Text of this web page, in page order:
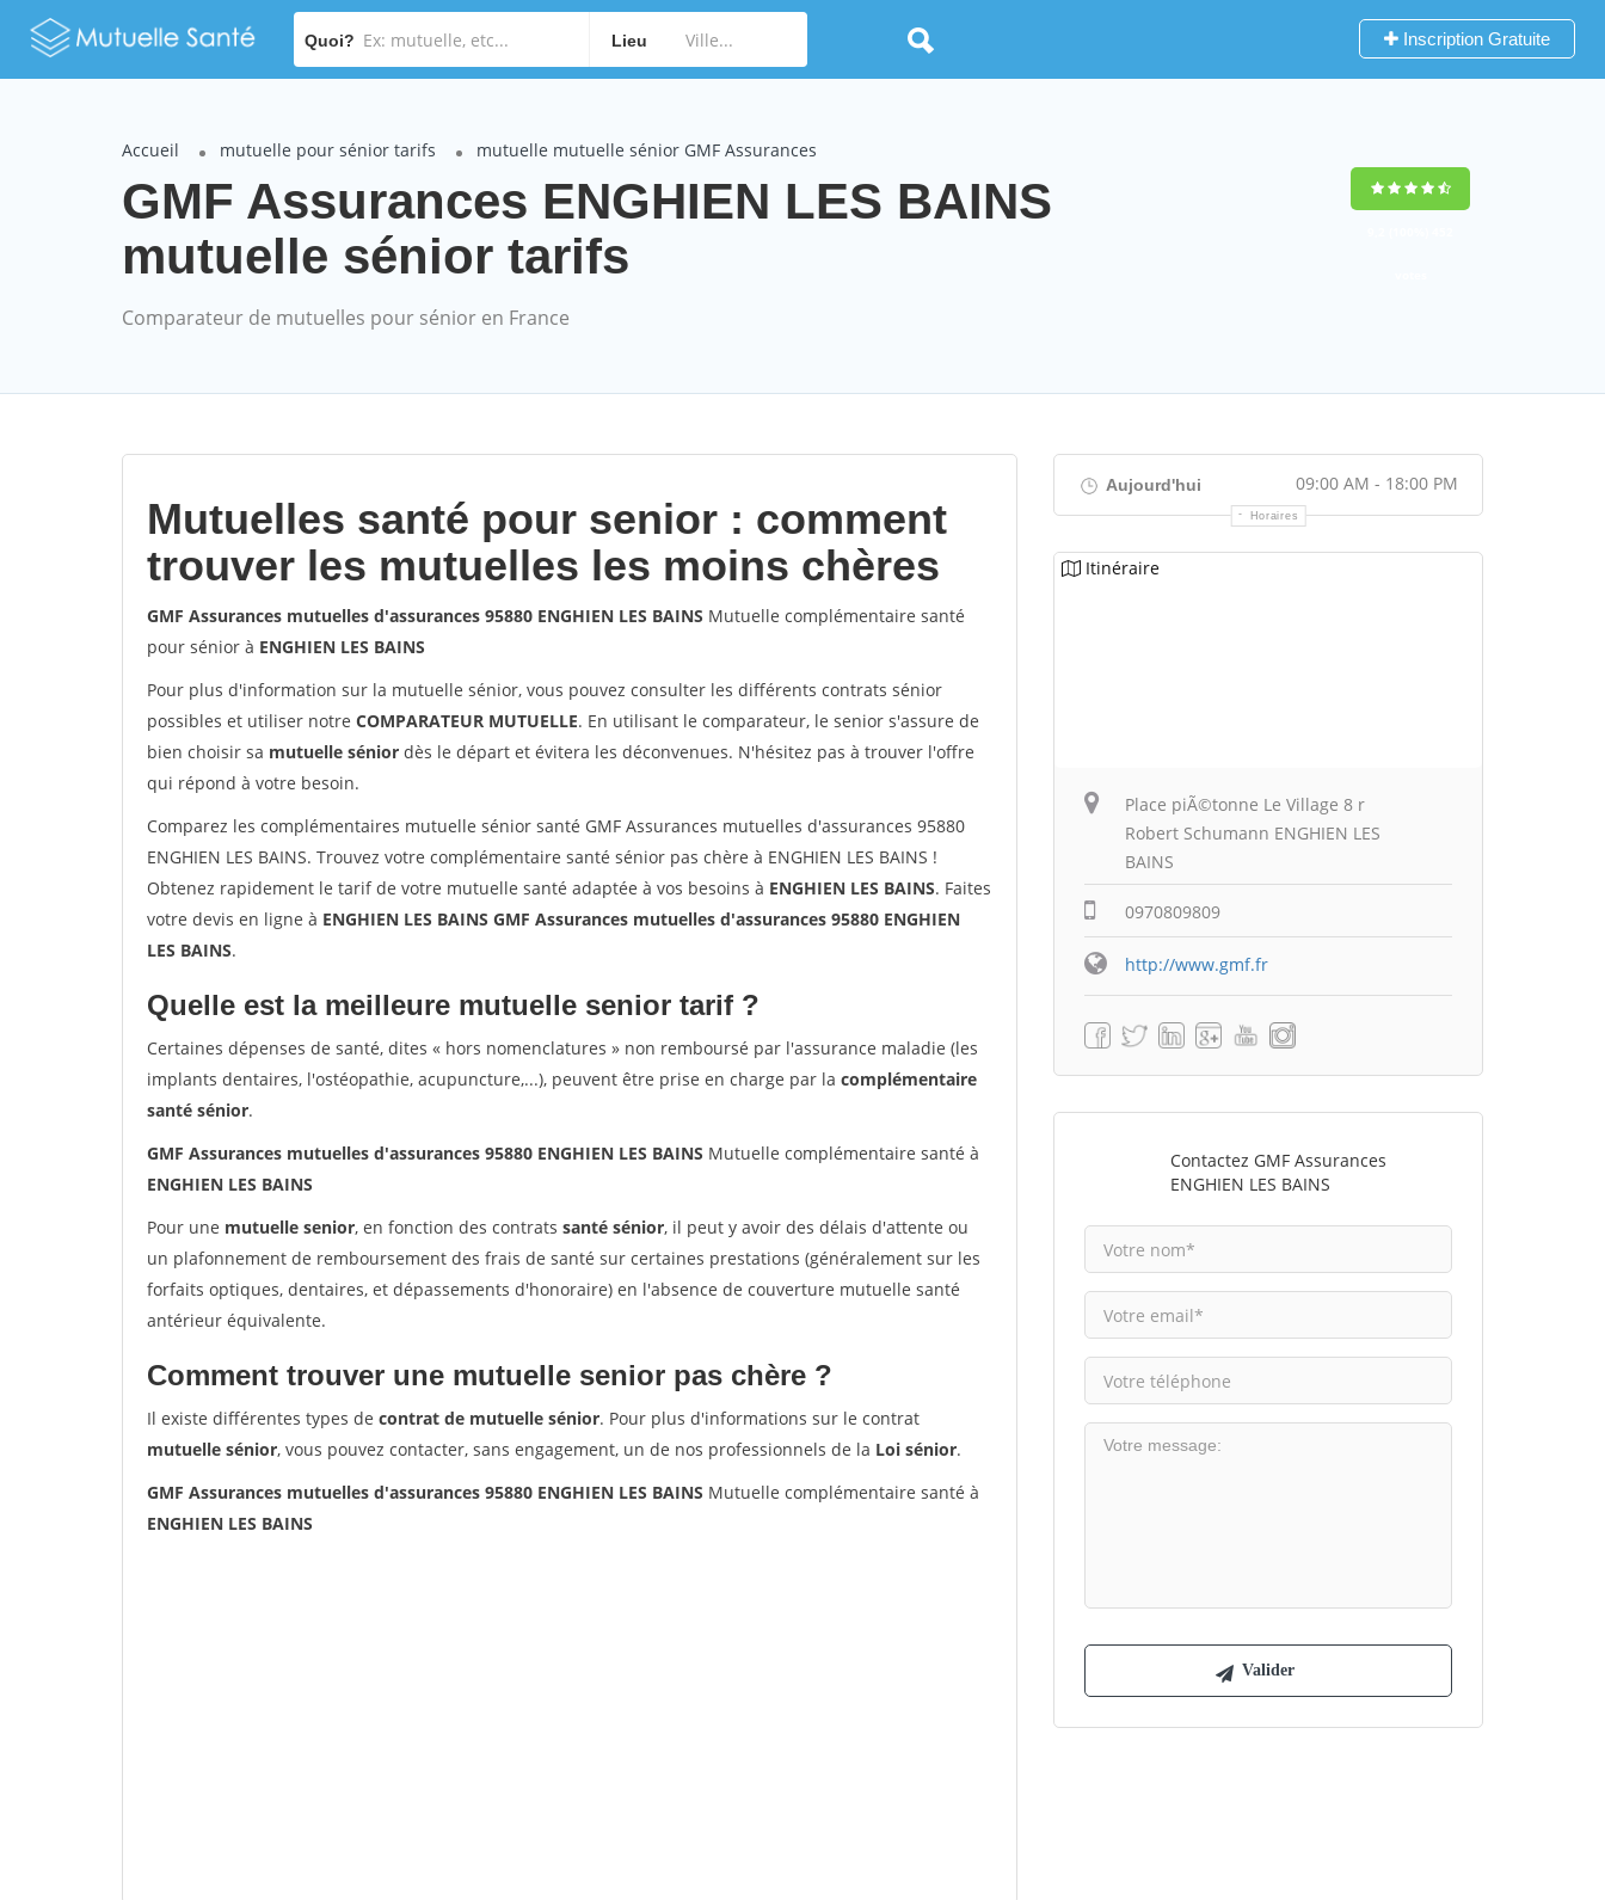
Quoi? Lieu Inscription Gratuite
Accueil mutuelle pour sénior tarifs mutuelle mutuelle sénior GMF Assurances
GMF Assurances ENGHIEN LES BAINS
mutuelle sénior tarifs
Comparateur de mutuelles pour sénior en France
Mutuelles santé pour senior : comment
trouver les mutuelles les moins chères
GMF Assurances mutuelles d'assurances 95880 ENGHIEN LES BAINS Mutuelle complémentaire santé
pour sénior à ENGHIEN LES BAINS
Pour plus d'information sur la mutuelle sénior, vous pouvez consulter les différents contrats sénior
possibles et utiliser notre COMPARATEUR MUTUELLE. En utilisant le comparateur, le senior s'assure de
bien choisir sa mutuelle sénior dès le départ et évitera les déconvenues. N'hésitez pas à trouver l'offre
qui répond à votre besoin.
Comparez les complémentaires mutuelle sénior santé GMF Assurances mutuelles d'assurances 95880
ENGHIEN LES BAINS. Trouvez votre complémentaire santé sénior pas chère à ENGHIEN LES BAINS !
Obtenez rapidement le tarif de votre mutuelle santé adaptée à vos besoins à ENGHIEN LES BAINS. Faites
votre devis en ligne à ENGHIEN LES BAINS GMF Assurances mutuelles d'assurances 95880 ENGHIEN
LES BAINS.
Quelle est la meilleure mutuelle senior tarif ?
Certaines dépenses de santé, dites « hors nomenclatures » non remboursé par l'assurance maladie (les
implants dentaires, l'ostéopathie, acupuncture,...), peuvent être prise en charge par la complémentaire
santé sénior.
GMF Assurances mutuelles d'assurances 95880 ENGHIEN LES BAINS Mutuelle complémentaire santé à
ENGHIEN LES BAINS
Pour une mutuelle senior, en fonction des contrats santé sénior, il peut y avoir des délais d'attente ou
un plafonnement de remboursement des frais de santé sur certaines prestations (généralement sur les
forfaits optiques, dentaires, et dépassements d'honoraire) en l'absence de couverture mutuelle santé
antérieur équivalente.
Comment trouver une mutuelle senior pas chère ?
Il existe différentes types de contrat de mutuelle sénior. Pour plus d'informations sur le contrat
mutuelle sénior, vous pouvez contacter, sans engagement, un de nos professionnels de la Loi sénior.
GMF Assurances mutuelles d'assurances 95880 ENGHIEN LES BAINS Mutuelle complémentaire santé à
ENGHIEN LES BAINS
Aujourd'hui 09:00 AM - 18:00 PM
Horaires
Itinéraire
Place piÃ©tonne Le Village 8 r
Robert Schumann ENGHIEN LES
BAINS
0970809809
http://www.gmf.fr
Contactez GMF Assurances
ENGHIEN LES BAINS